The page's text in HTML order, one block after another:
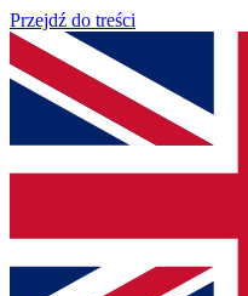
Przejdź do treści